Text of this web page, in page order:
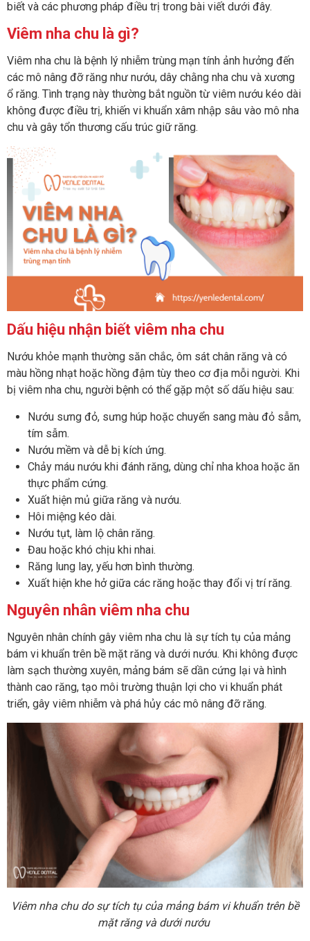
biết và các phương pháp điều trị trong bài viết dưới đây.
Viêm nha chu là gì?
Viêm nha chu là bệnh lý nhiễm trùng mạn tính ảnh hưởng đến
các mô nâng đỡ răng như nướu, dây chằng nha chu và xương
ổ răng. Tình trạng này thường bắt nguồn từ viêm nướu kéo dài
không được điều trị, khiến vi khuẩn xâm nhập sâu vào mô nha
chu và gây tổn thương cấu trúc giữ răng.
Dấu hiệu nhận biết viêm nha chu
Nướu khỏe mạnh thường săn chắc, ôm sát chân răng và có
màu hồng nhạt hoặc hồng đậm tùy theo cơ địa mỗi người. Khi
bị viêm nha chu, người bệnh có thể gặp một số dấu hiệu sau:
Nướu sưng đỏ, sưng húp hoặc chuyển sang màu đỏ sẫm,
tím sẫm.
Nướu mềm và dễ bị kích ứng.
Chảy máu nướu khi đánh răng, dùng chỉ nha khoa hoặc ăn
thực phẩm cứng.
Xuất hiện mủ giữa răng và nướu.
Hôi miệng kéo dài.
Nướu tụt, làm lộ chân răng.
Đau hoặc khó chịu khi nhai.
Răng lung lay, yếu hơn bình thường.
Xuất hiện khe hở giữa các răng hoặc thay đổi vị trí răng.
Nguyên nhân viêm nha chu
Nguyên nhân chính gây viêm nha chu là sự tích tụ của mảng
bám vi khuẩn trên bề mặt răng và dưới nướu. Khi không được
làm sạch thường xuyên, mảng bám sẽ dần cứng lại và hình
thành cao răng, tạo môi trường thuận lợi cho vi khuẩn phát
triển, gây viêm nhiễm và phá hủy các mô nâng đỡ răng.
Viêm nha chu do sự tích tụ của mảng bám vi khuẩn trên bề
mặt răng và dưới nướu